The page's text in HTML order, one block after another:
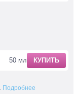
50 мл КУПИТЬ
Подробнее